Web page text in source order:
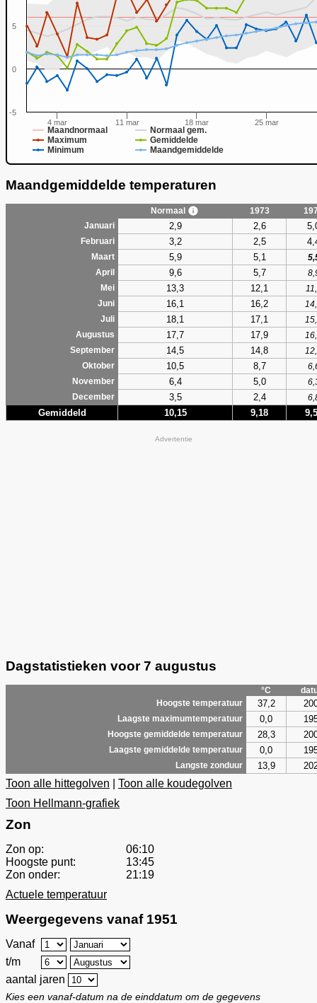
Maandnormaal
Normaal gem.
Maximum
Gemiddelde
Minimum
Maandgemiddelde
4 mar 11 mar 18 mar 25 mar
-5
0
5
Maandgemiddelde temperaturen
Normaal 1973
Januari
2,9 2,6
Februari 3,2 2,5
Maart 5,9 5,1
April
9,6 5,7
Mei
13,3 12,1
Juni
16,1 16,2
Juli
18,1 17,1
Augustus
17,7 17,9
September
14,5 14,8
Oktober
10,5 8,7
November
6,4 5,0
December
3,5 2,4
Gemiddeld 10,15 9,18
Advertentie
Dagstatistieken voor 7 augustus
°C
Hoogste temperatuur
37,2
Laagste maximumtemperatuur 0,0
Hoogste gemiddelde temperatuur 28,3
Laagste gemiddelde temperatuur 0,0
Langste zonduur 13,9
Toon alle hittegolven
Toon alle koudegolven
Toon Hellmann-grafiek
Zon
Zon op:
06:10
Hoogste punt:
13:45
Zon onder:
21:19
Actuele temperatuur
Weergegevens vanaf 1951
Vanaf
t/m
aantal jaren
Kies een vanaf-datum na de einddatum om de gegevens